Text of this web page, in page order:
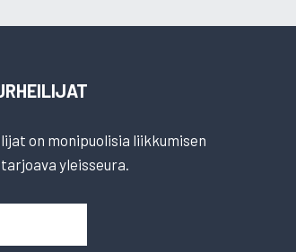
on monipuolisia liikkumisen
yleisseura.